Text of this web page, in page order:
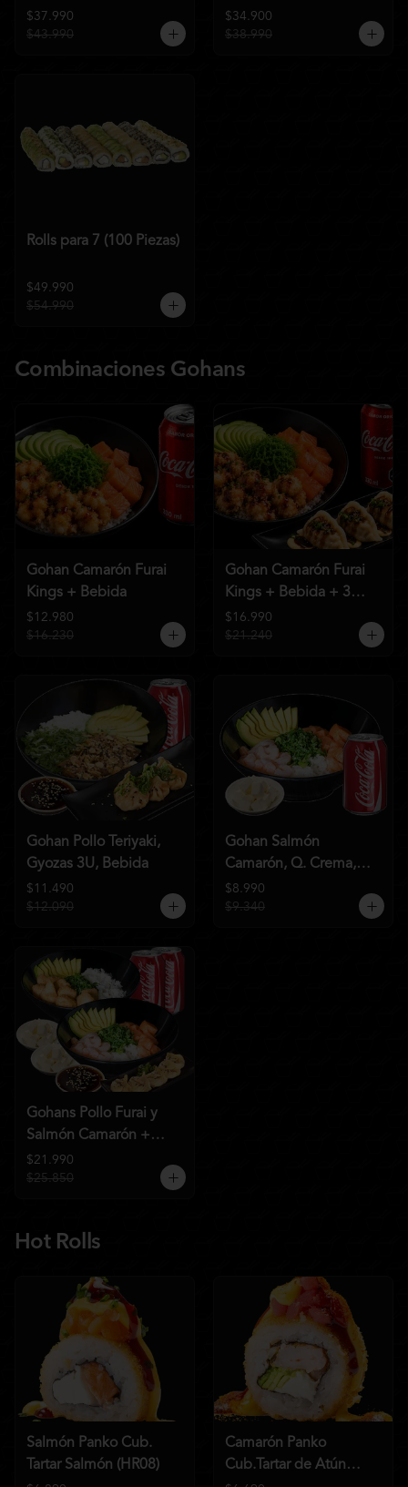
$37.990
$43.990
$34.900
$38.990
Rolls para 7 (100 Piezas)
$49.990
$54.990
Combinaciones Gohans
Gohan Camarón Furai
Kings + Bebida
$12.980
$16.230
Gohan Camarón Furai
Kings + Bebida + 3
Unid de Gyozas Nikkei
$16.990
$21.240
Gohan Pollo Teriyaki,
Gyozas 3U, Bebida
$11.490
$12.090
Gohan Salmón
Camarón, Q. Crema,
Bebida
$8.990
$9.340
Gohans Pollo Furai y
Salmón Camarón +
2QC
$21.990
$25.850
Hot Rolls
Salmón Panko Cub.
Tartar Salmón (HR08)
Camarón Panko
Cub.Tartar de Atún